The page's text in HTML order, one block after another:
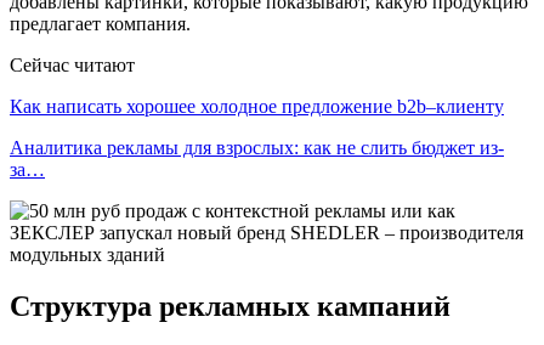
предлагает компания.
Сейчас читают
Как написать хорошее холодное предложение b2b–клиенту
Аналитика рекламы для взрослых: как не слить бюджет из-
за…
Структура рекламных кампаний